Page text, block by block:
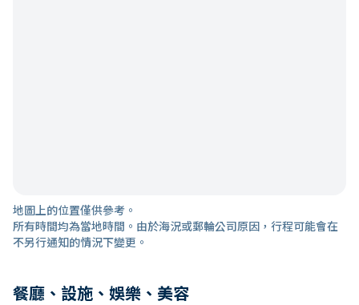
地圖上的位置僅供參考。
所有時間均為當地時間。由於海況或郵輪公司原因，行程可能會在
不另行通知的情況下變更。
餐廳、設施、娛樂、美容